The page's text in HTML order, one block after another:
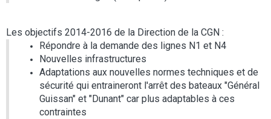
Les objectifs 2014-2016 de la Direction de la CGN :
Répondre à la demande des lignes N1 et N4
Nouvelles infrastructures
Adaptations aux nouvelles normes techniques et de
sécurité qui entraineront l'arrêt des bateaux "Général
Guissan" et "Dunant" car plus adaptables à ces
contraintes